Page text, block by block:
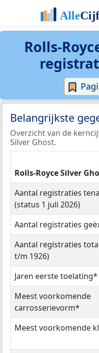
Rolls-
Belangrijkste
Overzicht van de
Silver Ghost.
Rolls-Royce Silver
Aantal registraties
(status 1 juli 2026)
Aantal registraties
Aantal registraties
t/m 1926)
Jaren eerste toelating*
Meest voorkomende
carrosserievorm*
Meest voorkomende